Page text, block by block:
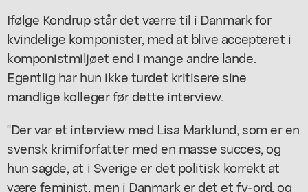
Ifølge Kondrup står det værre til i Danmark for
kvindelige komponister, med at blive accepteret i
komponistmiljøet end i mange andre lande.
Egentlig har hun ikke turdet kritisere sine
mandlige kolleger før dette interview.
"Der var et interview med Lisa Marklund, som er en
svensk krimiforfatter med en masse succes, og
hun sagde, at i Sverige er det politisk korrekt at
være feminist, men i Danmark er det et fy-ord, og